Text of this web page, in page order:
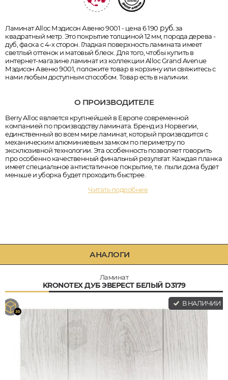
Ламинат Alloc Мэдисон Авеню 9001 - цена 6 190 руб.за
квадратный метр. Это покрытие толщиной 12 мм, порода дерева -
дуб, фаска с 4-х сторон. Гладкая поверхность ламината имеет
светлый оттенок и матовый блеск. Для того, чтобы купить в
интернет-магазине ламинат из коллекции Alloc Grand Avenue
Мэдисон Авеню 9001, положите товар в корзину или свяжитесь с
нами любым доступным способом. Товар есть в наличии.
О ПРОИЗВОДИТЕЛЕ
Berry Alloc является крупнейшей в Европе современной
компанией по производству ламината. Бренд из Норвегии,
единственный во всем мире ламинат, который производится с
механическим алюминиевым замком по периметру по
эксклюзивной технологии. Эта особенность позволяет говорить
про особенно качественный финальный результат. Каждая планка
имеет специальное антистатичное покрытие, т.е. пыли дома будет
меньше и уборка будет проходить быстрее.
Читать подробнее
АНАЛОГИ
Ламинат
KRONOTEX ДУБ ЭВЕРЕСТ БЕЛЫЙ D3179
В НАЛИЧИИ